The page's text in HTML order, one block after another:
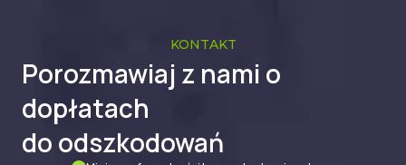
KONTAKT
Porozmawiaj z nami o
dopłatach
do odszkodowań